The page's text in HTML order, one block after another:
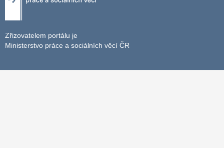
Zřizovatelem portálu je
Ministerstvo práce a sociálních věcí ČR